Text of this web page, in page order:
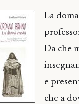
La
Da che
e
che a